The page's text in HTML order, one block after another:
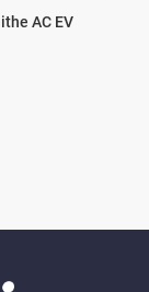
AC EV